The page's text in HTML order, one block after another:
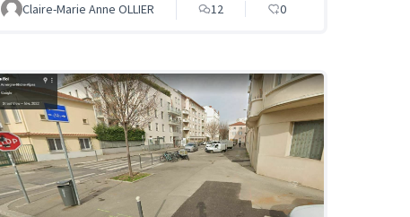
Claire-Marie Anne OLLIER 12 0